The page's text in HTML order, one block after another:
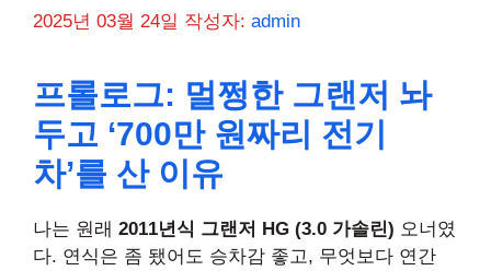
2025년 03월 24일 작성자: admin
프롤로그: 멀쩡한 그랜저 놔
두고 ‘700만 원짜리 전기
차’를 산 이유
나는 원래 2011년식 그랜저 HG (3.0 가솔린) 오너였
다. 연식은 좀 됐어도 승차감 좋고, 무엇보다 연간